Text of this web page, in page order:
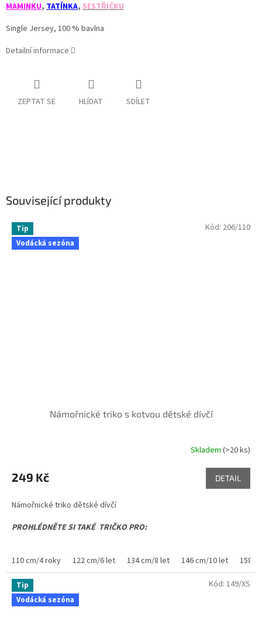
MAMINKU, TATÍNKA, SESTŘIČKU
Single Jersey, 100 % bavlna
Detailní informace
ZEPTAT SE HLÍDAT SDÍLET
Související produkty
Tip
Vodácká sezóna
Námořnické triko s kotvou dětské dívčí
Skladem (>20 ks)
249 Kč DETAIL
Námořnické triko dětské dívčí
PROHLÉDNĚTE SI TAKÉ TRIČKO PRO:
Single Jersey, 100 % bavlna
110 cm/4 roky 122 cm/6 let 134 cm/8 let 146 cm/10 let 158
Kód: 206/110
Tip
Vodácká sezóna
Kód: 149/XS